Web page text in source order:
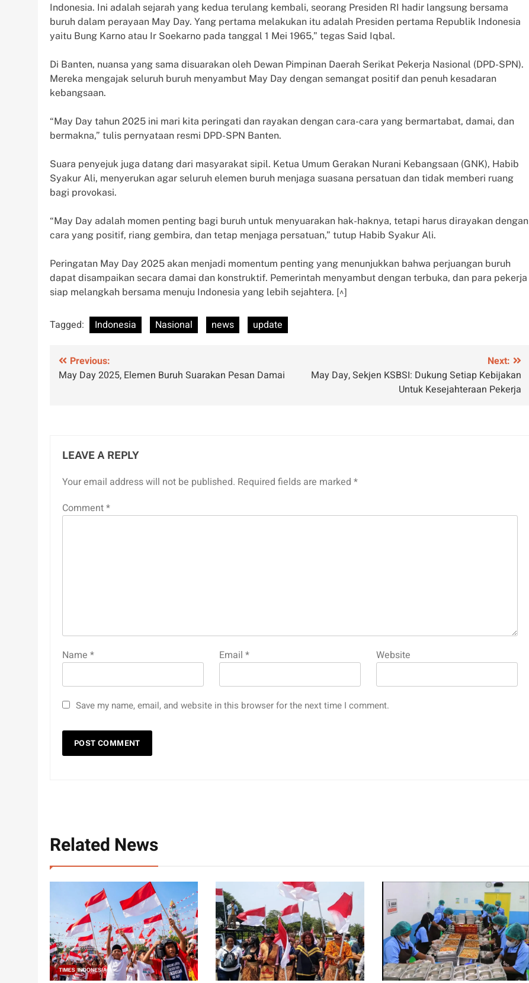
Indonesia. Ini adalah sejarah yang kedua terulang kembali, seorang Presiden RI hadir langsung bersama
buruh dalam perayaan May Day. Yang pertama melakukan itu adalah Presiden pertama Republik Indonesia
yaitu Bung Karno atau Ir Soekarno pada tanggal 1 Mei 1965,” tegas Said Iqbal.
Di Banten, nuansa yang sama disuarakan oleh Dewan Pimpinan Daerah Serikat Pekerja Nasional (DPD-SPN).
Mereka mengajak seluruh buruh menyambut May Day dengan semangat positif dan penuh kesadaran
kebangsaan.
“May Day tahun 2025 ini mari kita peringati dan rayakan dengan cara-cara yang bermartabat, damai, dan
bermakna,” tulis pernyataan resmi DPD-SPN Banten.
Suara penyejuk juga datang dari masyarakat sipil. Ketua Umum Gerakan Nurani Kebangsaan (GNK), Habib
Syakur Ali, menyerukan agar seluruh elemen buruh menjaga suasana persatuan dan tidak memberi ruang
bagi provokasi.
“May Day adalah momen penting bagi buruh untuk menyuarakan hak-haknya, tetapi harus dirayakan dengan
cara yang positif, riang gembira, dan tetap menjaga persatuan,” tutup Habib Syakur Ali.
Peringatan May Day 2025 akan menjadi momentum penting yang menunjukkan bahwa perjuangan buruh
dapat disampaikan secara damai dan konstruktif. Pemerintah menyambut dengan terbuka, dan para pekerja
siap melangkah bersama menuju Indonesia yang lebih sejahtera. [^]
Tagged: Indonesia Nasional news update
Post
navigation
Previous:
May Day 2025, Elemen Buruh Suarakan Pesan Damai
Next:
May Day, Sekjen KSBSI: Dukung Setiap Kebijakan
Untuk Kesejahteraan Pekerja
LEAVE A REPLY
Your email address will not be published. Required fields are marked *
Comment*
Name * Email* Website
Save my name, email, and website in this browser for the next time I comment.
Related News